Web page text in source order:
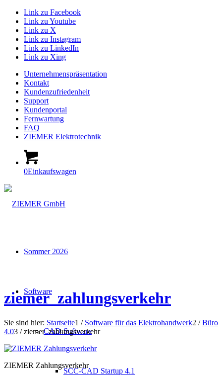
Link zu Facebook
Link zu Youtube
Link zu X
Link zu Instagram
Link zu LinkedIn
Link zu Xing
Unternehmenspräsentation
Kontakt
Kundenzufriedenheit
Support
Kundenportal
Fernwartung
FAQ
ZIEMER Elektrotechnik
0Einkaufswagen
Sommer 2026
Software
CAD-Software
SCC-CAD Startup 4.1
ziemer_zahlungsverkehr
Sie sind hier: Startseite1 / Software für das Elektrohandwerk2 / Büro
4.03 / ziemer_zahlungsverkehr
ZIEMER Zahlungsverkehr